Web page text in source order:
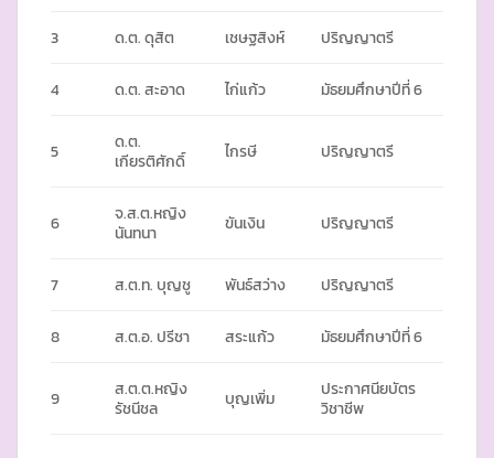
3 ด.ต. ดุสิต เชษฐสิงห์ ปริญญาตรี
4 ด.ต. สะอาด ไก่แก้ว มัธยมศึกษาปีที่ 6
5
ด.ต.
เกียรติศักดิ์
ไกรษี ปริญญาตรี
6
จ.ส.ต.หญิง
นันทนา
ขันเงิน ปริญญาตรี
7 ส.ต.ท. บุญชู พันธ์สว่าง ปริญญาตรี
8 ส.ต.อ. ปรีชา สระแก้ว มัธยมศึกษาปีที่ 6
9
ส.ต.ต.หญิง
รัชนีชล
บุญเพิ่ม
ประกาศนียบัตร
วิชาชีพ